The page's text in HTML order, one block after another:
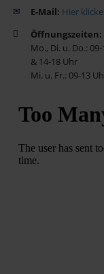
E-Mail: Hier
Öffnungszeiten:
Mo., Di. u. Do.:
& 14-18 Uhr
Mi. u. Fr.: 09-13